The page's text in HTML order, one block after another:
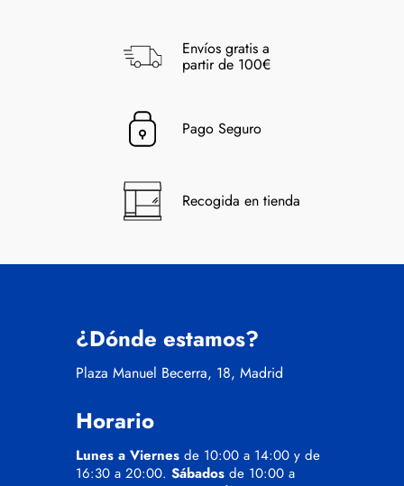
Envíos gratis a
partir de 100€
Pago Seguro
Recogida en tienda
¿Dónde estamos?
Plaza Manuel Becerra, 18, Madrid
Horario
Lunes a Viernes de 10:00 a 14:00 y de
16:30 a 20:00. Sábados de 10:00 a